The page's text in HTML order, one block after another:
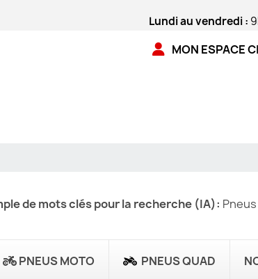
Lundi au vendredi :
MON ESPACE
de mots clés pour la recherche (IA):
PNEUS MOTO PNEUS QUAD